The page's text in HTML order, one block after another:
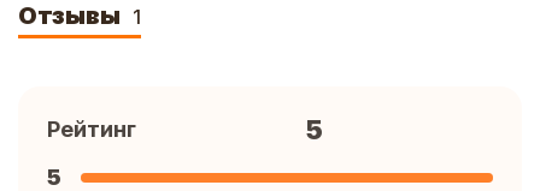
Отзывы 1
Рейтинг 5
5